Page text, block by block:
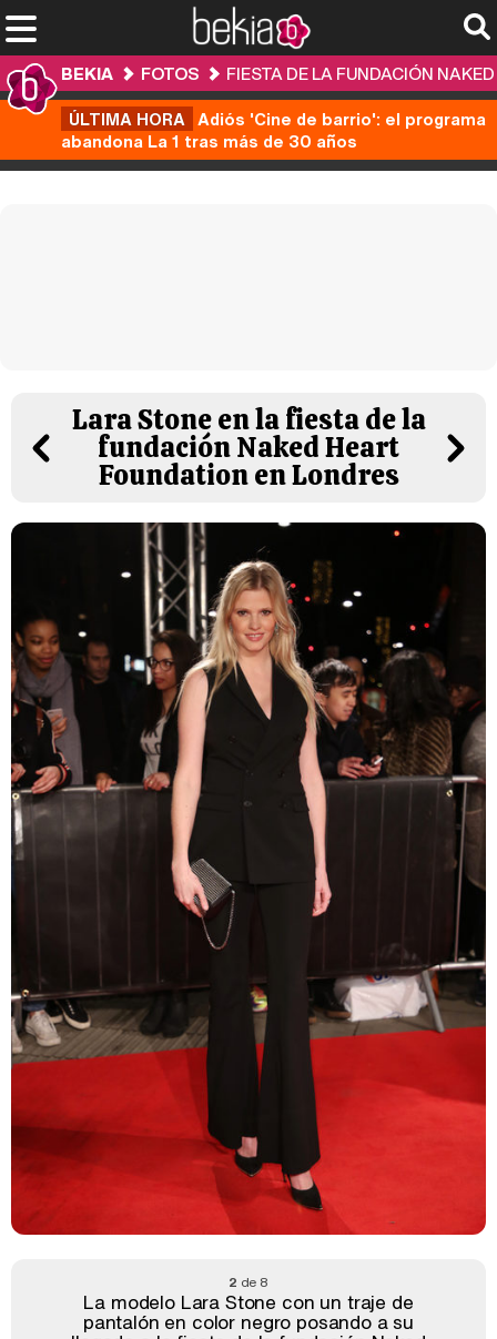
BEKIA FOTOS
FIESTA DE LA FUNDACIÓN
ÚLTIMA HORA Adiós 'Cine de barrio': el programa
abandona La 1 tras más de 30 años
Lara Stone en la fiesta de la
fundación Naked Heart
Foundation en Londres
2 de 8
La modelo Lara Stone con un traje de
pantalón en color negro posando a su